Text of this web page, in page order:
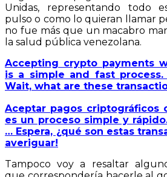
Unidas, representando todo
pulso o como lo quieran llamar
no fue más que un macabro
la salud pública venezolana.
Accepting crypto payments
is a simple and fast
Wait, what are these
Aceptar pagos criptográficos
es un proceso simple y
… Espera, ¿qué son estas
averiguar!
Tampoco voy a resaltar